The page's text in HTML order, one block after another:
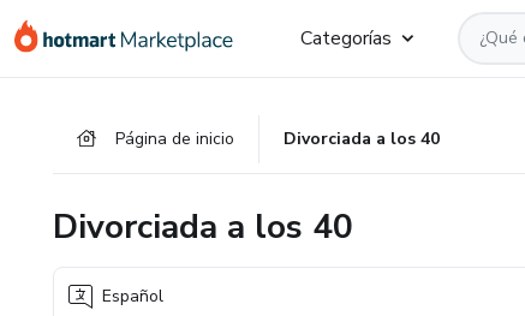
Categorías
Página de inicio Divorciada a los 40
Divorciada a los 40
Español